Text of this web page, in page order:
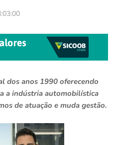
dos anos 1990 oferecendo
a indústria automobilística
de atuação e muda gestão.